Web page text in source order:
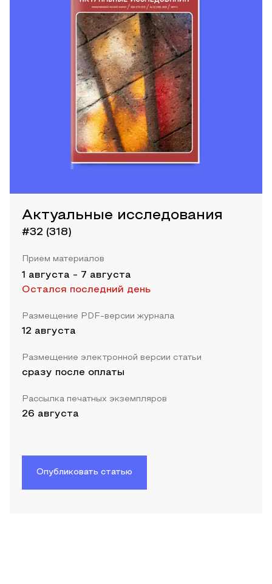
Актуальные исследования
#32 (318)
Прием материалов
1 августа - 7 августа
Остался последний день
Размещение PDF-версии журнала
12 августа
Размещение электронной версии статьи
сразу после оплаты
Рассылка печатных экземпляров
26 августа
Опубликовать статью